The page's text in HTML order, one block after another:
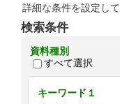
詳細な条件を設定し
検索条件
資料種別
すべて選択
キーワード１